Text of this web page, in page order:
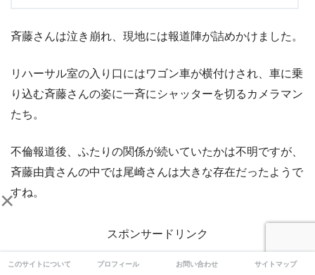
斉藤さんは泣き崩れ、現地には報道陣が詰めかけました。
リハーサル室の入り口にはワゴン車が横付けされ、車に乗
り込む斉藤さんの姿に一斉にシャッターを切るカメラマン
たち。
不倫報道後、ふたりの関係が続いていたかは不明ですが、
斉藤由貴さんの中では尾崎さんは大きな存在だったようで
すね。
スポンサードリンク
×
このサイトについて プロフィール お問い合わせ サイトマップ